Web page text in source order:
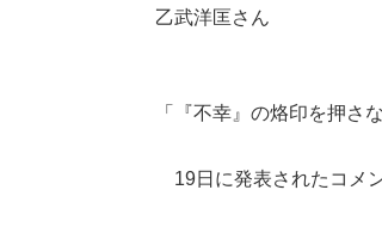
乙武洋匡さん
「『不幸』の烙印を押さ
19日に発表されたコメ